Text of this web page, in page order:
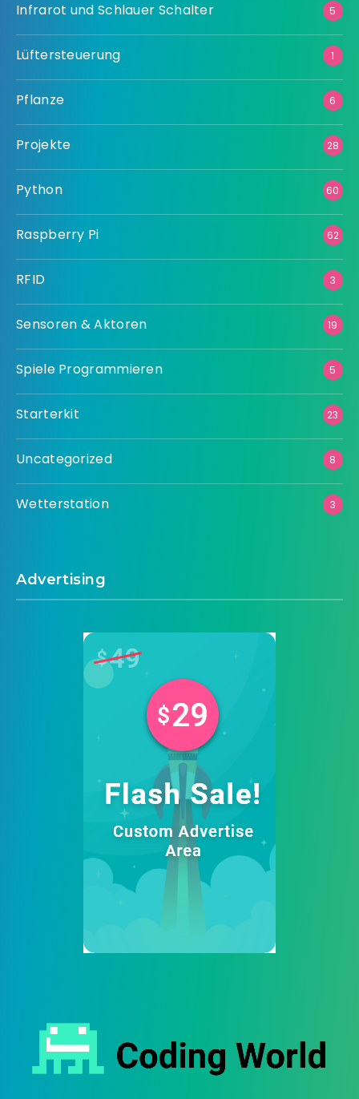
Infrarot und Schlauer Schalter 5
Lüftersteuerung 1
Pflanze 6
Projekte 28
Python 60
Raspberry Pi 62
RFID 3
Sensoren & Aktoren 19
Spiele Programmieren 5
Starterkit 23
Uncategorized 8
Wetterstation 3
Advertising